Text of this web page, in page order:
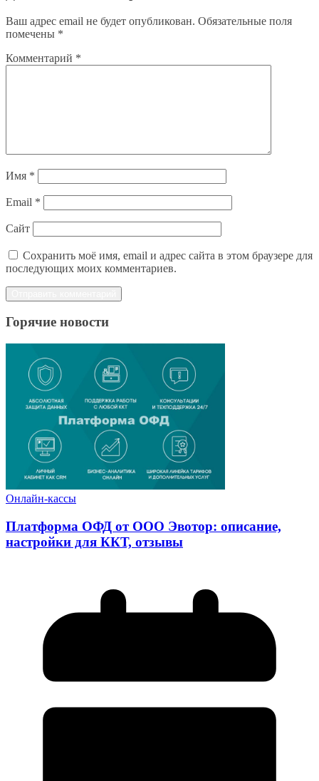
Ваш адрес email не будет опубликован. Обязательные поля
помечены *
Комментарий *
Имя *
Email *
Сайт
Сохранить моё имя, email и адрес сайта в этом браузере для
последующих моих комментариев.
Горячие новости
Онлайн-кассы
Платформа ОФД от ООО Эвотор: описание,
настройки для ККТ, отзывы